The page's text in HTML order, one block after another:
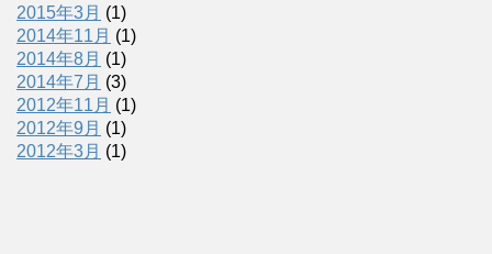
2015年3月 (1)
2014年11月 (1)
2014年8月 (1)
2014年7月 (3)
2012年11月 (1)
2012年9月 (1)
2012年3月 (1)